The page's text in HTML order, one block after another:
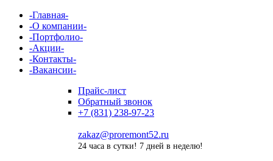
-Главная-
-О компании-
-Портфолио-
-Акции-
-Контакты-
-Вакансии-
Прайс-лист
Обратный звонок
+7 (831) 238-97-23
zakaz@proremont52.ru
24 часа в сутки! 7 дней в неделю!